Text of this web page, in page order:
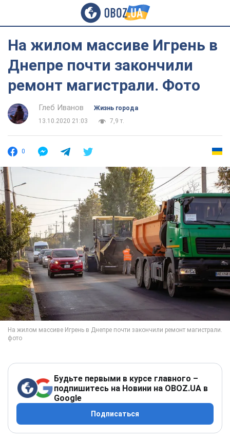
На жилом массиве Игрень в
Днепре почти закончили
ремонт магистрали. Фото
Глеб Иванов
Жизнь города
13.10.2020 21:03
7,9 т.
0
Будьте первыми в курсе главного –
подпишитесь на Новини на OBOZ.UA в
Google
Подписаться